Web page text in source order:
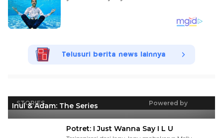
Telusuri berita news lainnya